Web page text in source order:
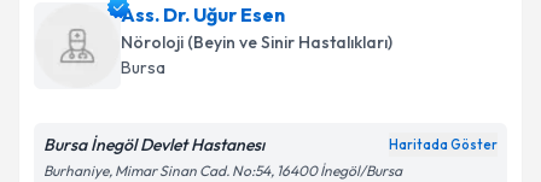
Uzm. Dr. Şenay Fıratiçin randevu takvimi talebi
oluşturun. Size bu uzmandan randevu almanız için bir
takvim hazırlandığında e-posta ile bilgilendireceğiz.
Ass. Dr. Uğur Esen
Nöroloji (Beyin ve Sinir Hastalıkları)
Bursa
Bursa İnegöl Devlet Hastanesı Haritada Göster
Burhaniye, Mimar Sinan Cad. No:54, 16400 İnegöl/Bursa